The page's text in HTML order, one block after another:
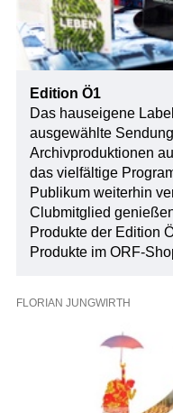
Edition Ö1
Das hauseigene
ausgewählte
Archivproduktionen
das vielfältige
Publikum weiterhin
Clubmitglied
Produkte der Edition
Produkte im ORF-
FLORIAN JUNGWIRTH